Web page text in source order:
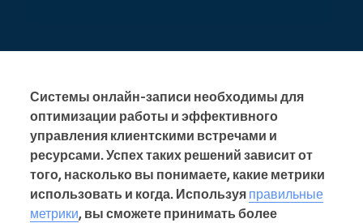
Системы онлайн-записи необходимы для
оптимизации работы и эффективного
управления клиентскими встречами и
ресурсами. Успех таких решений зависит от
того, насколько вы понимаете, какие метрики
использовать и когда. Используя правильные
метрики, вы сможете принимать более